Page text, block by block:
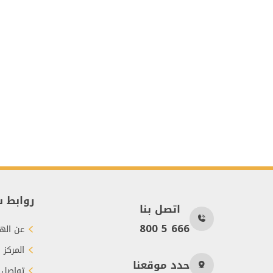
اتصل بنا
800 5 666
حدد موقعنا
عن